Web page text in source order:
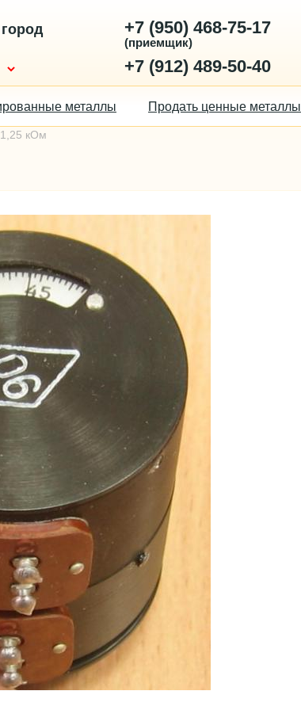
+7 (950) 468-75-17
(приемщик)
+7 (912) 489-50-40
металлы Продать ценные металлы
кОм